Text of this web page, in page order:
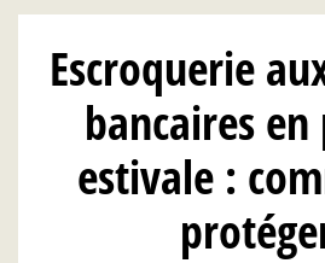
Escroquerie
bancaires
estivale :